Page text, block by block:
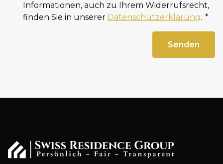
Informationen, auch zu Ihrem Widerrufsrecht,
finden Sie in unserer Datenschutzerklärung.
Senden